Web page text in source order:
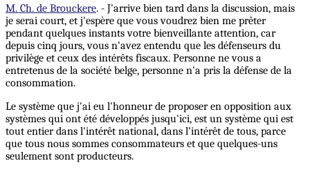
M. Ch. de Brouckere. - J'arrive bien tard dans la discussion, mais
je serai court, et j'espère que vous voudrez bien me prêter
pendant quelques instants votre bienveillante attention, car
depuis cinq jours, vous n'avez entendu que les défenseurs du
privilège et ceux des intérêts fiscaux. Personne ne vous a
entretenus de la société belge, personne n'a pris la défense de la
consommation.
Le système que j'ai eu l'honneur de proposer en opposition aux
systèmes qui ont été développés jusqu'ici, est un système qui est
tout entier dans l'intérêt national, dans l’intérêt de tous, parce
que tous nous sommes consommateurs et que quelques-uns
seulement sont producteurs.